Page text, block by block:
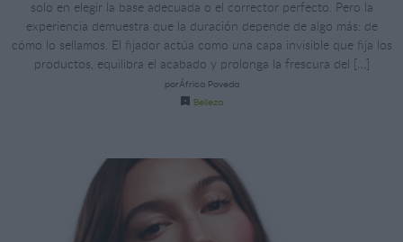
solo en elegir la base adecuada o el corrector perfecto. Pero la
experiencia demuestra que la duración depende de algo más: de
cómo lo sellamos. El fijador actúa como una capa invisible que fija los
productos, equilibra el acabado y prolonga la frescura del […]
porÁfrica Poveda
Belleza